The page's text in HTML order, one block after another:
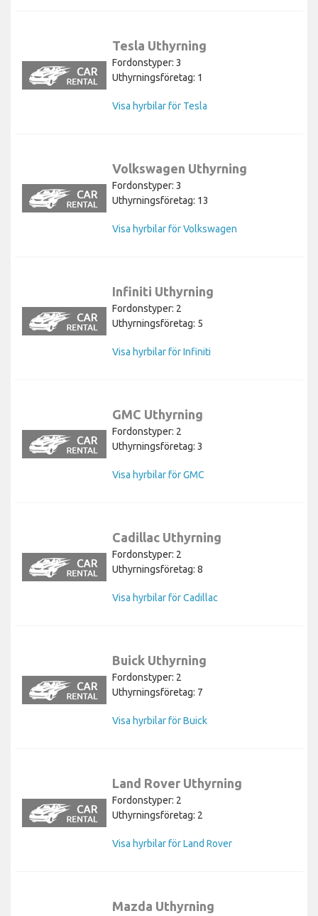
Tesla Uthyrning
Fordonstyper: 3
Uthyrningsföretag: 1
Visa hyrbilar för Tesla
Volkswagen Uthyrning
Fordonstyper: 3
Uthyrningsföretag: 13
Visa hyrbilar för Volkswagen
Infiniti Uthyrning
Fordonstyper: 2
Uthyrningsföretag: 5
Visa hyrbilar för Infiniti
GMC Uthyrning
Fordonstyper: 2
Uthyrningsföretag: 3
Visa hyrbilar för GMC
Cadillac Uthyrning
Fordonstyper: 2
Uthyrningsföretag: 8
Visa hyrbilar för Cadillac
Buick Uthyrning
Fordonstyper: 2
Uthyrningsföretag: 7
Visa hyrbilar för Buick
Land Rover Uthyrning
Fordonstyper: 2
Uthyrningsföretag: 2
Visa hyrbilar för Land Rover
Mazda Uthyrning